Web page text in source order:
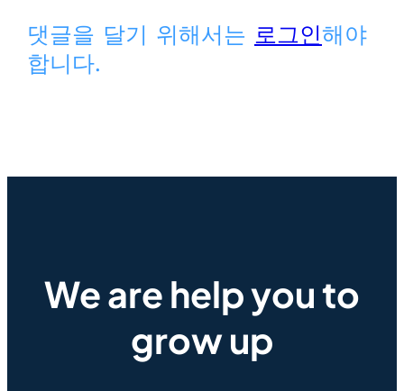
댓글을 달기 위해서는 로그인해야
합니다.
We are help you to
grow up